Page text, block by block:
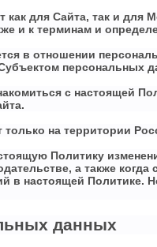
как для Сайта, так и
и к терминам и
в отношении
персональных
с настоящей
только на территории
Политику
а также
в настоящей Политике.
данных